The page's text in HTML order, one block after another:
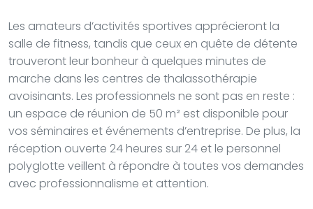
Les amateurs d’activités sportives apprécieront la
salle de fitness, tandis que ceux en quête de détente
trouveront leur bonheur à quelques minutes de
marche dans les centres de thalassothérapie
avoisinants. Les professionnels ne sont pas en reste :
un espace de réunion de 50 m² est disponible pour
vos séminaires et événements d’entreprise. De plus, la
réception ouverte 24 heures sur 24 et le personnel
polyglotte veillent à répondre à toutes vos demandes
avec professionnalisme et attention.